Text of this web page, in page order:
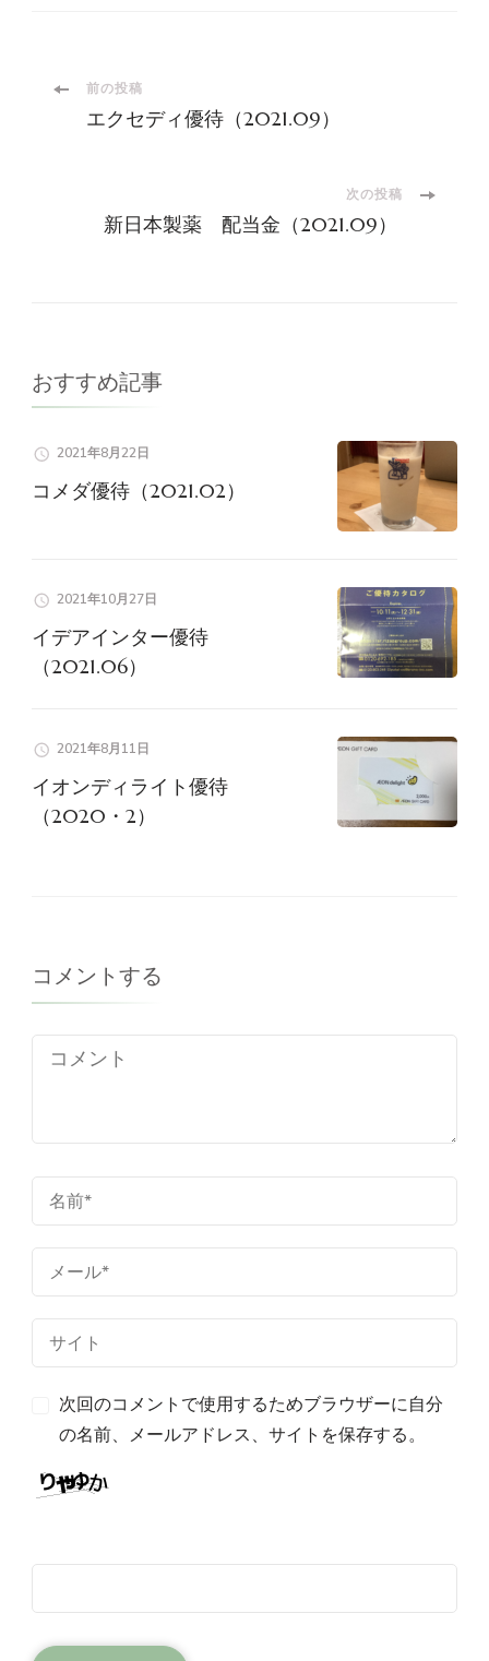
投
ー
シ
ョ
前の投稿
エクセディ優待（2021.09）
次の投稿
新日本製薬 配当金（2021.09）
おすすめ記事
2021年8月22日
コメダ優待（2021.02）
2021年10月27日
イデアインター優待
（2021.06）
2021年8月11日
イオンディライト優待
（2020・2）
コメントする
次回のコメントで使用するためブラウザーに自分
の名前、メールアドレス、サイトを保存する。